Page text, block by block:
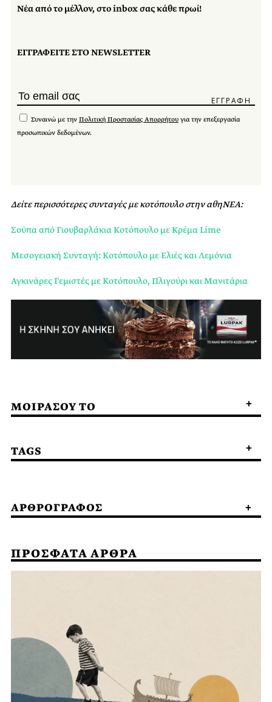
Νέα από το μέλλον, στο inbox σας κάθε πρωί!
ΕΓΓΡΑΦΕΙΤΕ ΣΤΟ NEWSLETTER
Συναινώ με την Πολιτική Προστασίας Απορρήτου για την επεξεργασία
προσωπικών δεδομένων.
Δείτε περισσότερες συνταγές με κοτόπουλο στην αθηΝΕΑ:
Σούπα από Γιουβαρλάκια Κοτόπουλο με Κρέμα Lime
Μεσογειακή Συνταγή: Κοτόπουλο με Ελιές και Λεμόνια
Αγκινάρες Γεμιστές με Κοτόπουλο, Πλιγούρι και Μανιτάρια
ΜΟΙΡΑΣΟΥ ΤΟ
TAGS
ΑΡΘΡΟΓΡΑΦΟΣ
ΠΡΟΣΦΑΤΑ ΑΡΘΡΑ